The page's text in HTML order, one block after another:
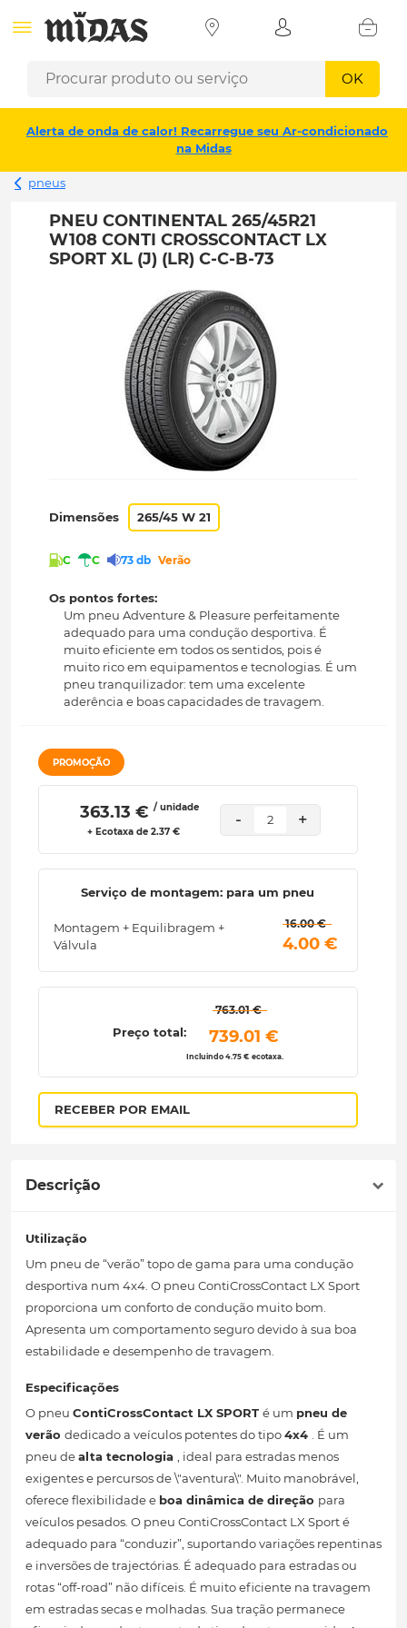
OK
Alerta de onda de calor! Recarregue seu Ar-condicionado
na Midas
pneus
PNEU CONTINENTAL 265/45R21
W108 CONTI CROSSCONTACT LX
SPORT XL (J) (LR) C-C-B-73
Dimensões 265/45 W 21
C C 73 db Verão
Os pontos fortes:
Um pneu Adventure & Pleasure perfeitamente
adequado para uma condução desportiva. É
muito eficiente em todos os sentidos, pois é
muito rico em equipamentos e tecnologias. É um
pneu tranquilizador: tem uma excelente
aderência e boas capacidades de travagem.
PROMOÇÃO
363.13 € / unidade
+ Ecotaxa de 2.37 €
- 2 +
Serviço de montagem: para um pneu
Montagem + Equilibragem +
Válvula
16.00 €
4.00 €
Preço total:
763.01 €
739.01 €
Incluindo 4.75 € ecotaxa.
RECEBER POR EMAIL
Descrição
Utilização
Um pneu de “verão” topo de gama para uma condução
desportiva num 4x4. O pneu ContiCrossContact LX Sport
proporciona um conforto de condução muito bom.
Apresenta um comportamento seguro devido à sua boa
estabilidade e desempenho de travagem.
Especificações
O pneu ContiCrossContact LX SPORT é um pneu de
verão dedicado a veículos potentes do tipo4x4 . É um
pneu dealta tecnologia , ideal para estradas menos
exigentes e percursos de \"aventura\". Muito manobrável,
oferece flexibilidade e boa dinâmica de direção para
veículos pesados. O pneu ContiCrossContact LX Sport é
adequado para “conduzir”, suportando variações repentinas
e inversões de trajectórias. É adequado para estradas ou
rotas “off-road” não difíceis. É muito eficiente na travagem
em estradas secas e molhadas. Sua tração permanece